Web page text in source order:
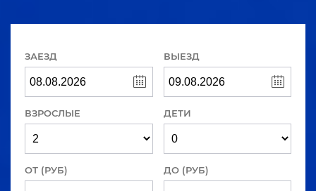
ЗАЕЗД ВЫЕЗД
ВЗРОСЛЫЕ ДЕТИ
ОТ (РУБ) ДО (РУБ)